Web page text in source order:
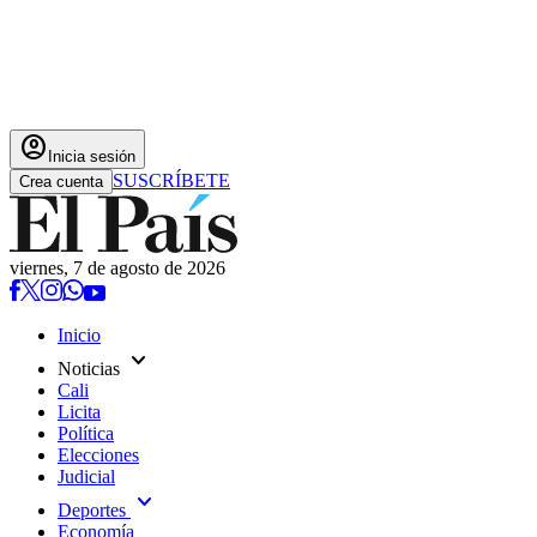
account_circle Inicia sesión
Crea cuenta SUSCRÍBETE
viernes, 7 de agosto de 2026
Inicio
Noticias expand_more
Cali
Licita
Política
Elecciones
Judicial
Deportes expand_more
Economía